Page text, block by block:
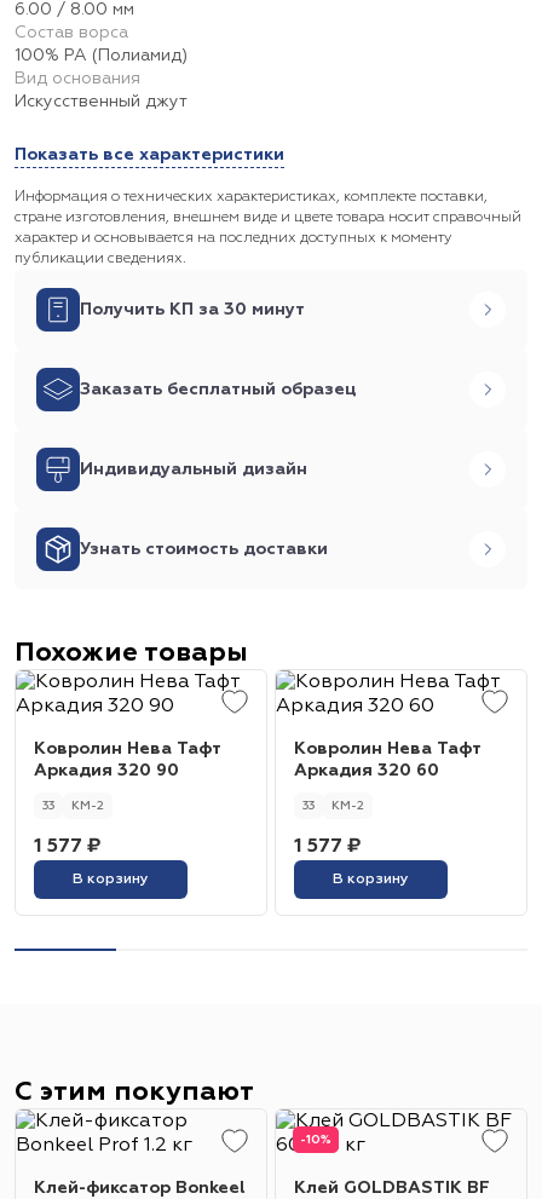
6.00 / 8.00 мм
Состав ворса
100% PA (Полиамид)
Вид основания
Искусственный джут
Показать все характеристики
Информация о технических характеристиках, комплекте поставки,
стране изготовления, внешнем виде и цвете товара носит справочный
характер и основывается на последних доступных к моменту
публикации сведениях.
Получить КП за 30 минут
Заказать бесплатный образец
Индивидуальный дизайн
Узнать стоимость доставки
Похожие товары
Ковролин Нева Тафт
Аркадия 320 90
33 КМ-2
1 577 ₽
В корзину
Ковролин Нева Тафт
Аркадия 320 60
33 КМ-2
1 577 ₽
В корзину
С этим покупают
Клей-фиксатор Bonkeel
-10%
Клей GOLDBASTIK BF